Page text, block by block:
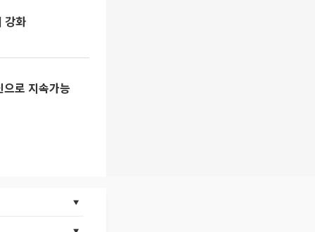
강화
로 지속가능